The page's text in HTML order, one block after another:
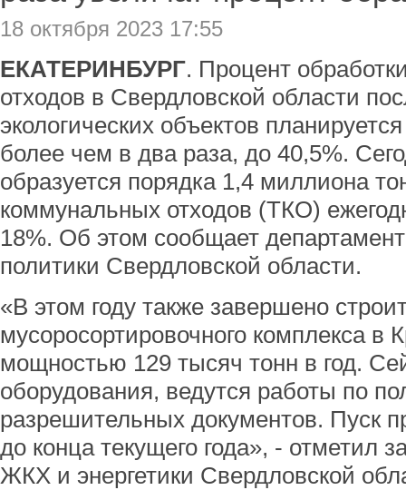
18 октября 2023 17:55
ЕКАТЕРИНБУРГ. Процент
отходов в Свердловской области
экологических объектов
более чем в два раза, до 40,5%.
образуется порядка 1,4 миллиона
коммунальных отходов (ТКО)
18%. Об этом сообщает
политики Свердловской области.
«В этом году также завершено
мусоросортировочного комплекса в
мощностью 129 тысяч тонн в год.
оборудования, ведутся работы по
разрешительных документов. Пуск
до конца текущего года», - отметил
ЖКХ и энергетики Свердловской